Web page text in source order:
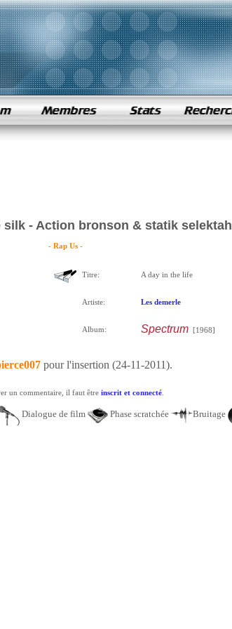
silk - Action bronson & statik selektah
- Rap Us -
Titre: A day in the life
Artiste: Les demerle
Album: Spectrum[1968]
pour l'insertion (24-11-2011).
un commentaire, il faut être inscrit et connecté.
Dialogue de film Phase scratchée Bruitage